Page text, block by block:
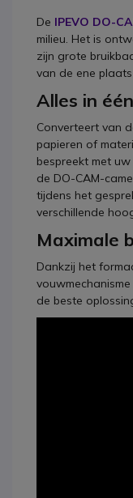
De IPEVO DO-
milieu. Het is
zijn grote
van de ene
Alles in één
Converteert van
papieren of
bespreekt met
de DO-CAM-
tijdens het
verschillende
Maximale
Dankzij het
de beste